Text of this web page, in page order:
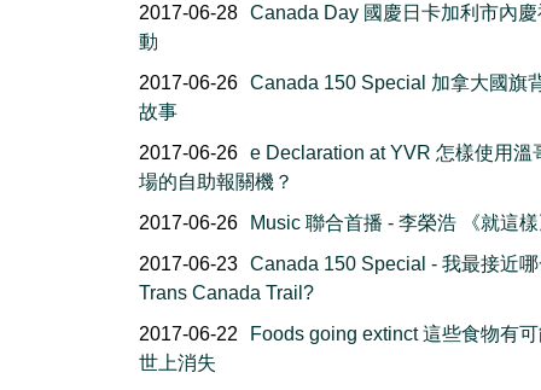
2017-06-28 Canada Day 國慶日卡加利市內
動
2017-06-26 Canada 150 Special 加拿大國旗
故事
2017-06-26 e Declaration at YVR 怎樣使用溫
場的自助報關機？
2017-06-26
Music 聯合首播 - 李榮浩 《就這
2017-06-23 Canada 150 Special - 我最接近
Trans Canada Trail?
2017-06-22
Foods going extinct 這些食物有
世上消失